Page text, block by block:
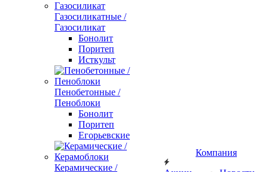
Газосиликатные /
Газосиликат
Бонолит
Поритеп
Исткульт
Пенобетонные /
Пеноблоки
Бонолит
Поритеп
Егорьевские
Керамические /
Компания